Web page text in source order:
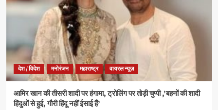
देश / विदेश मनोरंजन महाराष्ट्र वायरल न्यूज़
आमिर खान की तीसरी शादी पर हंगामा, ट्रोलिंग पर तोड़ी चुप्पी ,’बहनों की शादी
हिंदुओं से हुई, गौरी हिंदू नहीं ईसाई हैं’